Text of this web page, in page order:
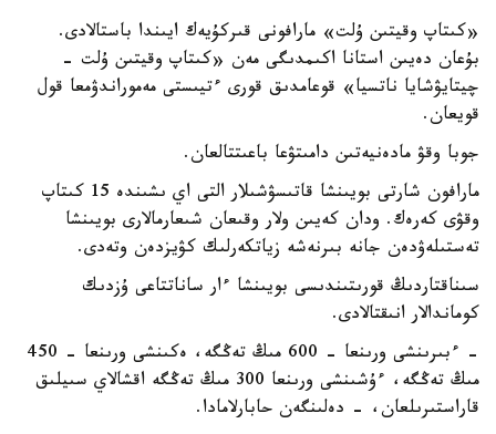
«كىتاپ وقيتىن ۇلت» مارافونى قىركۇيەك ايىندا باستالادى.
بۇعان دەيىن استانا اكىمدىگى مەن «كىتاپ وقيتىن ۇلت -
چيتايۋشايا ناتسيا» قوعامدىق قورى ءتيىستى مەموراندۋمعا قول
قويعان.
جوبا وقۋ مادەنيەتىن دامىتۋعا باعىتتالعان.
مارافون شارتى بويىنشا قاتىسۋشىلار التى اي ىشىندە 15 كىتاپ
وقۋى كەرەك. ودان كەيىن ولار وقىعان شىعارمالارى بويىنشا
تەستىلەۋدەن جانە بىرنەشە زياتكەرلىك كۋيزدەن وتەدى.
سىناقتاردىڭ قورىتىندىسى بويىنشا ءار ساناتتاعى ۇزدىك
كوماندالار انىقتالادى.
- ءبىرىنشى ورىنعا - 600 مىڭ تەڭگە، ەكىنشى ورىنعا - 450
مىڭ تەڭگە، ءۇشىنشى ورىنعا 300 مىڭ تەڭگە اقشالاي سىيلىق
قاراستىرىلعان، - دەلىنگەن حابارلامادا.